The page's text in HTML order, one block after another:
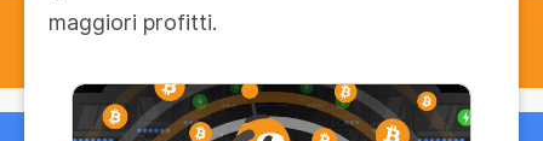
maggiori profitti.